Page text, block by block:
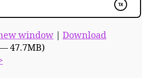
window
Download
47.7MB)